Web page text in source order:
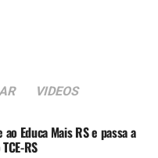
VIDEOS
Educa Mais RS e passa a
RS